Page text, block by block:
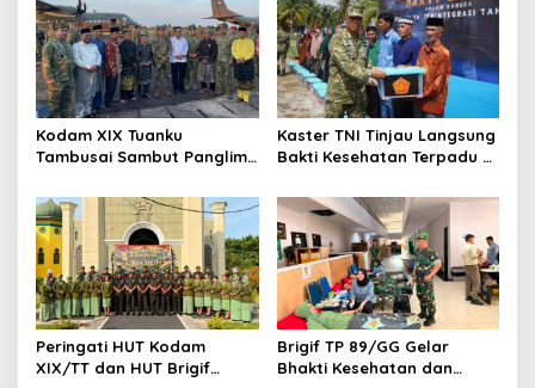
Penguatan Satuan
Tuanku Tambusai Kawal
Kunjungan ke Dua Yonif
Teritorial Pembangunan
Kodam XIX Tuanku
Tambusai Sambut Panglima
Kesiapan Latihan
Terintegrasi TNI 2026
Kaster TNI Tinjau Langsung
Bakti Kesehatan Terpadu di
Tambusai Perkuat Sinergi
untuk Masyarakat
Peringati HUT Kodam
XIX/TT dan HUT Brigif
Brigif TP 89/GG Gelar
Bhakti Kesehatan dan